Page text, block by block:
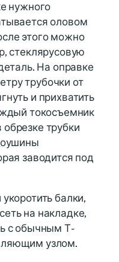
нужного
оловом
этого можно
стеклярусовую
На оправке
трубочки от
и прихватить
токосъемник
трубки
заводится под
балки,
на накладке,
с обычным Т-
узлом.